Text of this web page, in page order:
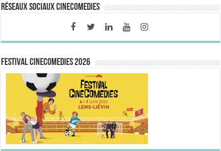
Réseaux sociaux CineComedies
FESTIVAL CINECOMEDIES 2026